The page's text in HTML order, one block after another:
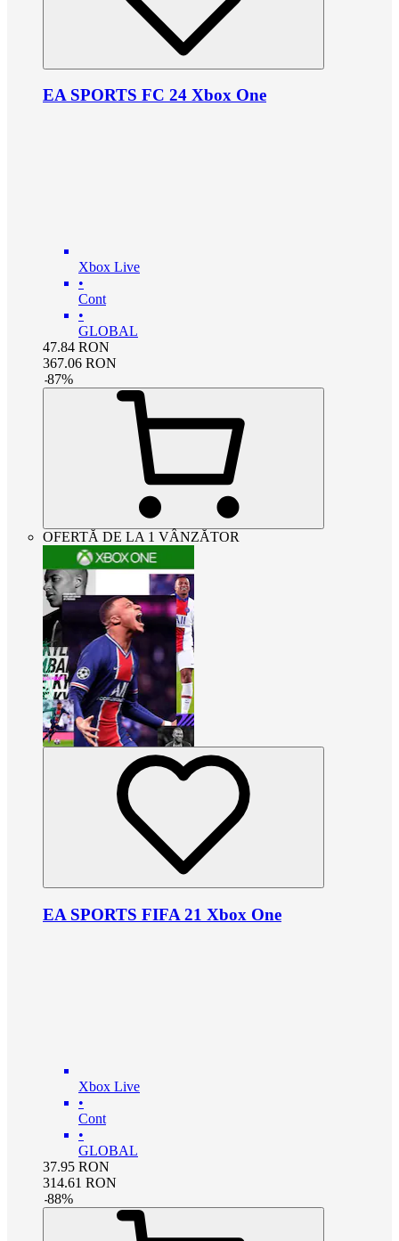
EA SPORTS FC 24 Xbox One
Xbox Live
•
Cont
•
GLOBAL
47.84 RON
367.06 RON
-87%
OFERTĂ DE LA 1 VÂNZĂTOR
EA SPORTS FIFA 21 Xbox One
Xbox Live
•
Cont
•
GLOBAL
37.95 RON
314.61 RON
-88%